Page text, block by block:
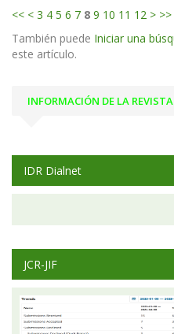
<< < 3 4 5 6 7 8 9 10 11 12 > >>
También puede Iniciar una
este artículo.
INFORMACIÓN DE LA REVISTA
IDR Dialnet
JCR-JIF